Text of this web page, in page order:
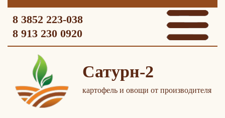
8 3852 223-038
8 913 230 0920
Сатурн-2
картофель и овощи от производителя